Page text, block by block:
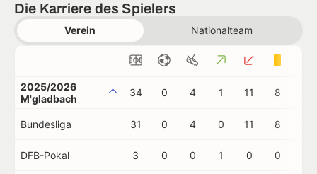
Die Karriere des Spielers
Verein Nationalteam
2025/2026
M'gladbach
34 0 4 1 11 8
Bundesliga 31 0 4 0 11 8
DFB-Pokal 3 0 0 1 0 0